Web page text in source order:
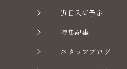
近日入荷予定
特集記事
スタッフブログ